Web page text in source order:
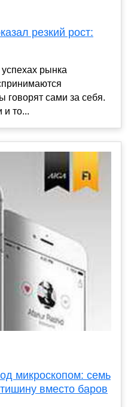
резкий рост:
рынка
говорят сами за себя.
то...
микроскопом: семь
вместо баров